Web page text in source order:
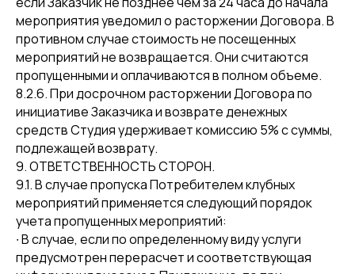
мероприятия уведомил о расторжении Договора. В
противном случае стоимость не посещенных
мероприятий не возвращается. Они считаются
пропущенными и оплачиваются в полном объеме.
8.2.6. При досрочном расторжении Договора по
инициативе Заказчика и возврате денежных
средств Студия удерживает комиссию 5% с суммы,
подлежащей возврату.
9. ОТВЕТСТВЕННОСТЬ СТОРОН.
9.1. В случае пропуска Потребителем клубных
мероприятий применяется следующий порядок
учета пропущенных мероприятий:
∙ В случае, если по определенному виду услуги
предусмотрен перерасчет и соответствующая